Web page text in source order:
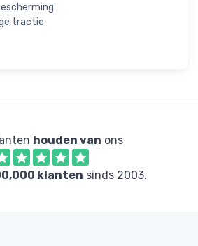
tractie
houden van ons
klanten sinds 2003.